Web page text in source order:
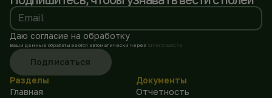
Email
Даю согласие на обработку
Ваши данные обрабатываются автоматически через SmartCaptcha
Подписаться
Разделы
Главная
Документы
Отчетность